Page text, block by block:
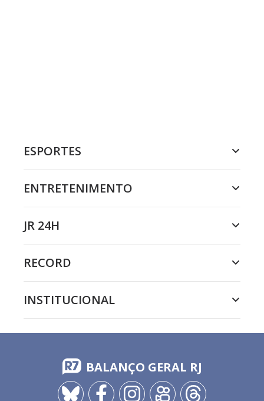
ESPORTES
ENTRETENIMENTO
JR 24H
RECORD
INSTITUCIONAL
BALANÇO GERAL RJ